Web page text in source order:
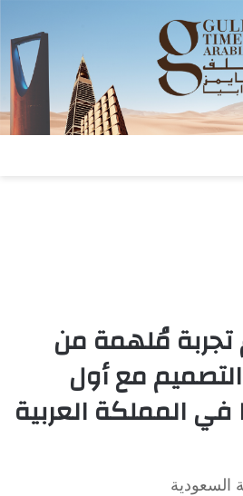
مُلهمة من
مع أول
في المملكة العربية
السعودية